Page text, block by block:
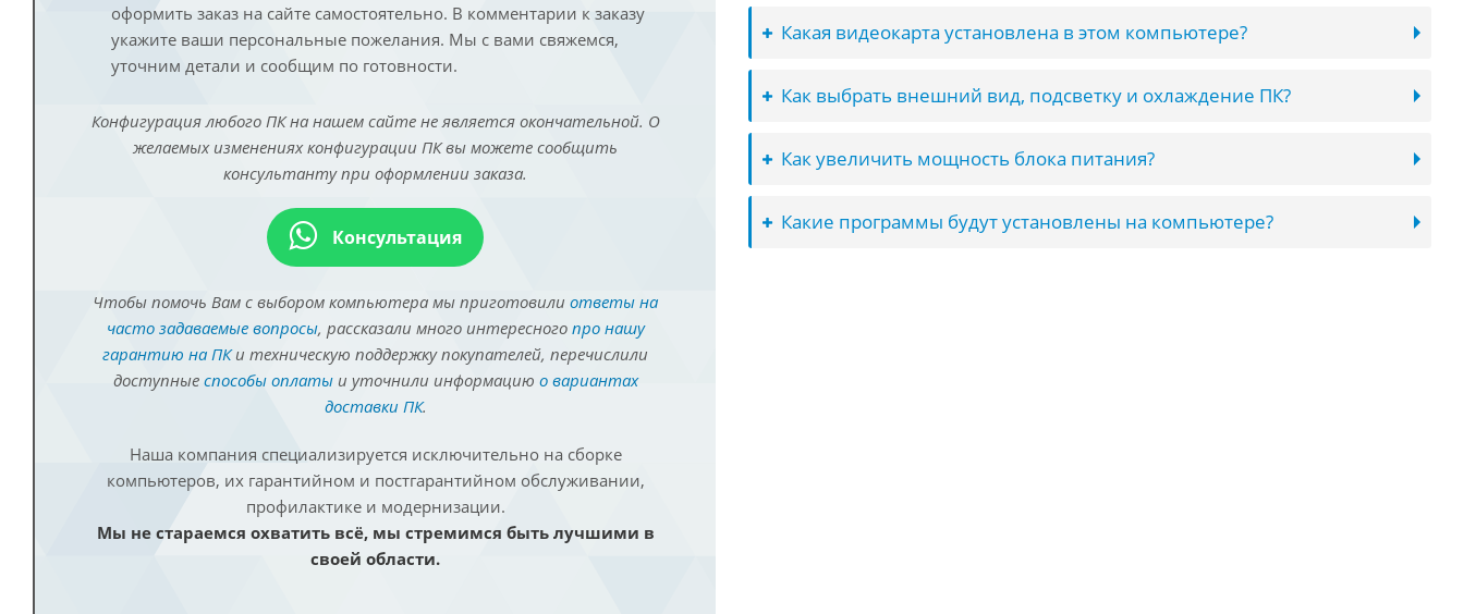
оформить заказ на сайте самостоятельно. В комментарии к заказу
укажите ваши персональные пожелания. Мы с вами свяжемся,
уточним детали и сообщим по готовности.
Конфигурация любого ПК на нашем сайте не является окончательной. О
желаемых изменениях конфигурации ПК вы можете сообщить
консультанту при оформлении заказа.
Консультация
Чтобы помочь Вам с выбором компьютера мы приготовили ответы на
часто задаваемые вопросы, рассказали много интересного про нашу
гарантию на ПКи техническую поддержку покупателей, перечислили
доступные способы оплатыи уточнили информацию о вариантах
доставки ПК.
Наша компания специализируется исключительно на сборке
компьютеров, их гарантийном и постгарантийном обслуживании,
профилактике и модернизации.
Мы не стараемся охватить всё, мы стремимся быть лучшими в
своей области.
Какая видеокарта установлена в этом компьютере?
Как выбрать внешний вид, подсветку и охлаждение ПК?
Как увеличить мощность блока питания?
Какие программы будут установлены на компьютере?